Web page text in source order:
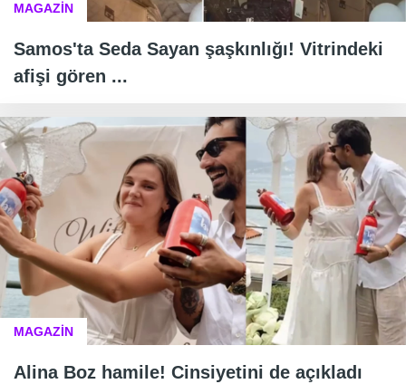
MAGAZİN
Samos'ta Seda Sayan şaşkınlığı! Vitrindeki
afişi gören ...
MAGAZİN
Alina Boz hamile! Cinsiyetini de açıkladı